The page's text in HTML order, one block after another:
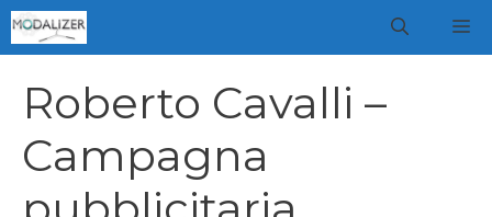
Vai
al
Roberto Cavalli –
Campagna